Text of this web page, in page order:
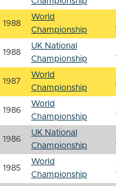
1988
World
Championship
1988
UK National
Championship
1987
World
Championship
1986
World
Championship
1986
UK National
Championship
1985
World
Championship